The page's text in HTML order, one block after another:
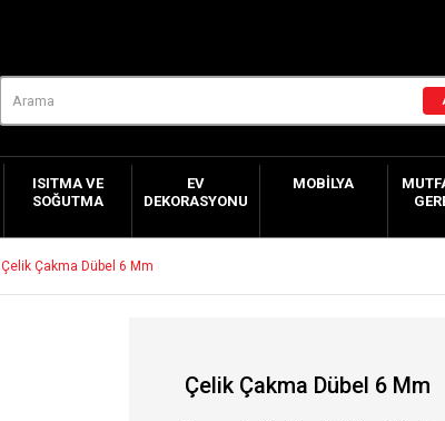
ISITMA VE
SOĞUTMA
EV
DEKORASYONU
MOBILYA
Çelik Çakma Dübel 6 Mm
Çelik Çakma Dübel 6 Mm